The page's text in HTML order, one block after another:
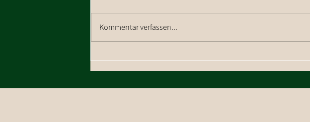
Westendorf
Kommentar verfassen...